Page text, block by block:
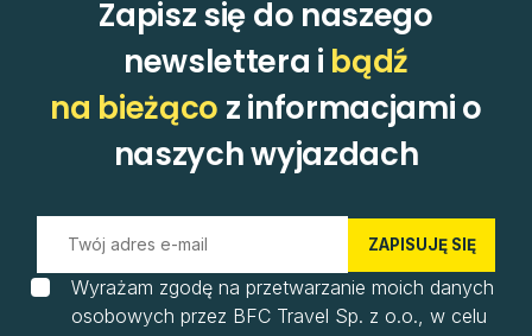
Zapisz się do naszego
newslettera i bądź
na bieżąco z informacjami o
naszych wyjazdach
ZAPISUJĘ SIĘ
Wyrażam zgodę na przetwarzanie moich danych
osobowych przez BFC Travel Sp. z o.o., w celu